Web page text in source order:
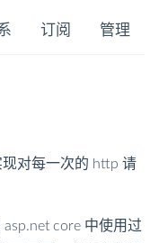
订阅 管理
对每一次的 http 请
core 中使用过